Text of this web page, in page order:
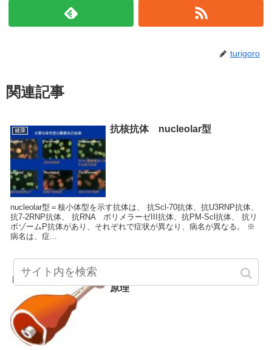
turigoro
関連記事
健康 抗核抗体 nucleolar型
nucleolar型＝核小体型を示す抗体は、 抗Scl-70抗体、抗U3RNP抗体、
抗7-2RNP抗体、 抗RNA ポリメラーゼIII抗体、抗PM-Scl抗体、 抗リ
ボゾームP抗体があり、それぞれで症状が異なり、病名が異なる。 ※
病名は、症...
健康
原始人食（パレオダイエット）の
原理